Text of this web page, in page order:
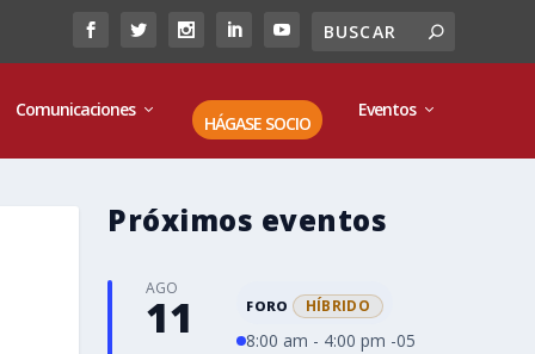
Comunicaciones
HÁGASE SOCIO
Eventos
Próximos eventos
AGO
11 FORO HÍBRIDO
8:00 am - 4:00 pm -05